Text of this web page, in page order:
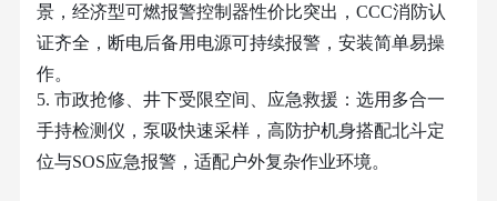
景，经济型可燃报警控制器性价比突出，CCC消防认
证齐全，断电后备用电源可持续报警，安装简单易操
作。
5. 市政抢修、井下受限空间、应急救援：选用多合一
手持检测仪，泵吸快速采样，高防护机身搭配北斗定
位与SOS应急报警，适配户外复杂作业环境。